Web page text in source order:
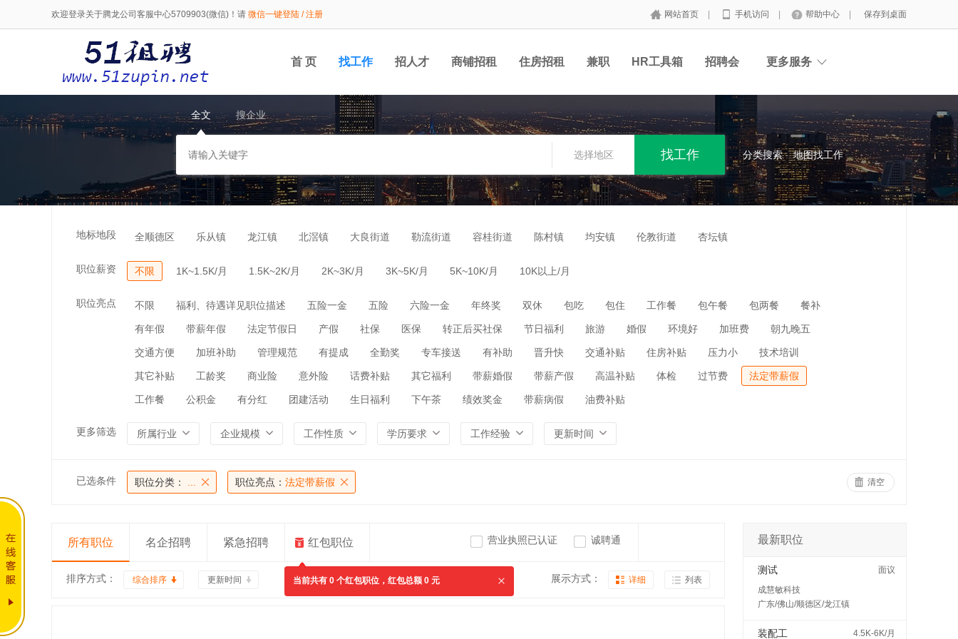
欢迎登录关于腾龙公司客服中心5709903(微信)！请 微信一键登陆 / 注册 网站首页 手机访问 帮助中心 保存到桌面
首 页 找工作 招人才 商铺招租 住房招租 兼职 HR工具箱 招聘会 更多服务
全文 搜企业
选择地区 分类搜索 地图找工作
地标地段 全顺德区 乐从镇 龙江镇 北滘镇 大良街道 勒流街道 容桂街道 陈村镇 均安镇 伦教街道 杏坛镇
职位薪资 不限 1K~1.5K/月 1.5K~2K/月 2K~3K/月 3K~5K/月 5K~10K/月 10K以上/月
职位亮点 不限 福利、待遇详见职位描述 五险一金 五险 六险一金 年终奖 双休 包吃 包住 工作餐 包午餐 包两餐 餐补
有年假 带薪年假 法定节假日 产假 社保 医保 转正后买社保 节日福利 旅游 婚假 环境好 加班费 朝九晚五
交通方便 加班补助 管理规范 有提成 全勤奖 专车接送 有补助 晋升快 交通补贴 住房补贴 压力小 技术培训
其它补贴 工龄奖 商业险 意外险 话费补贴 其它福利 带薪婚假 带薪产假 高温补贴 体检 过节费 法定带薪假
工作餐 公积金 有分红 团建活动 生日福利 下午茶 绩效奖金 带薪病假 油费补贴
更多筛选 所属行业 企业规模 工作性质 学历要求 工作经验 更新时间
已选条件 职位分类： 职位亮点： 法定带薪假 清空
所有职位 名企招聘 紧急招聘 红包职位
当前共有 0 个红包职位，红包总额 0 元
营业执照已认证 诚聘通
排序方式： 综合排序 更新时间 展示方式： 详细 列表
最新职位
测试
面议
成慧敏科技
广东/佛山/顺德区/龙江镇
装配工 4.5K-6K/月